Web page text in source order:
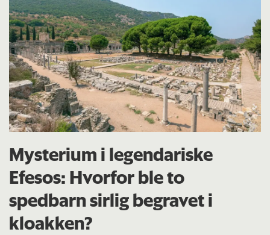
Mysterium i legendariske
Efesos: Hvorfor ble to
spedbarn sirlig begravet i
kloakken?